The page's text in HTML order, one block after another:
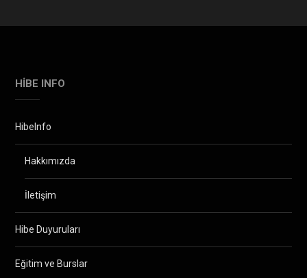
HIBE INFO
HibeInfo
Hakkımızda
İletişim
Hibe Duyuruları
Eğitim ve Burslar